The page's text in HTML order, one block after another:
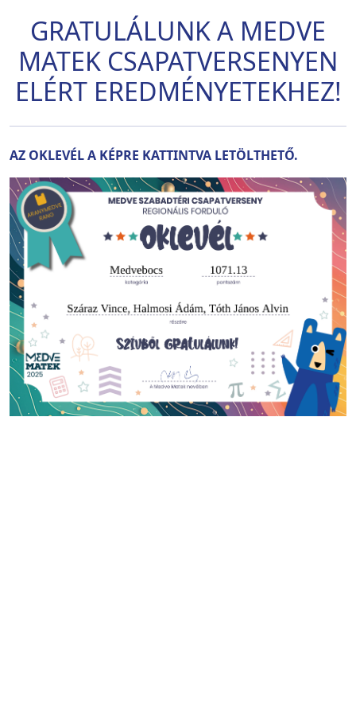
GRATULÁLUNK A MEDVE
MATEK CSAPATVERSENYEN
ELÉRT EREDMÉNYETEKHEZ!
AZ OKLEVÉL A KÉPRE KATTINTVA LETÖLTHETŐ.